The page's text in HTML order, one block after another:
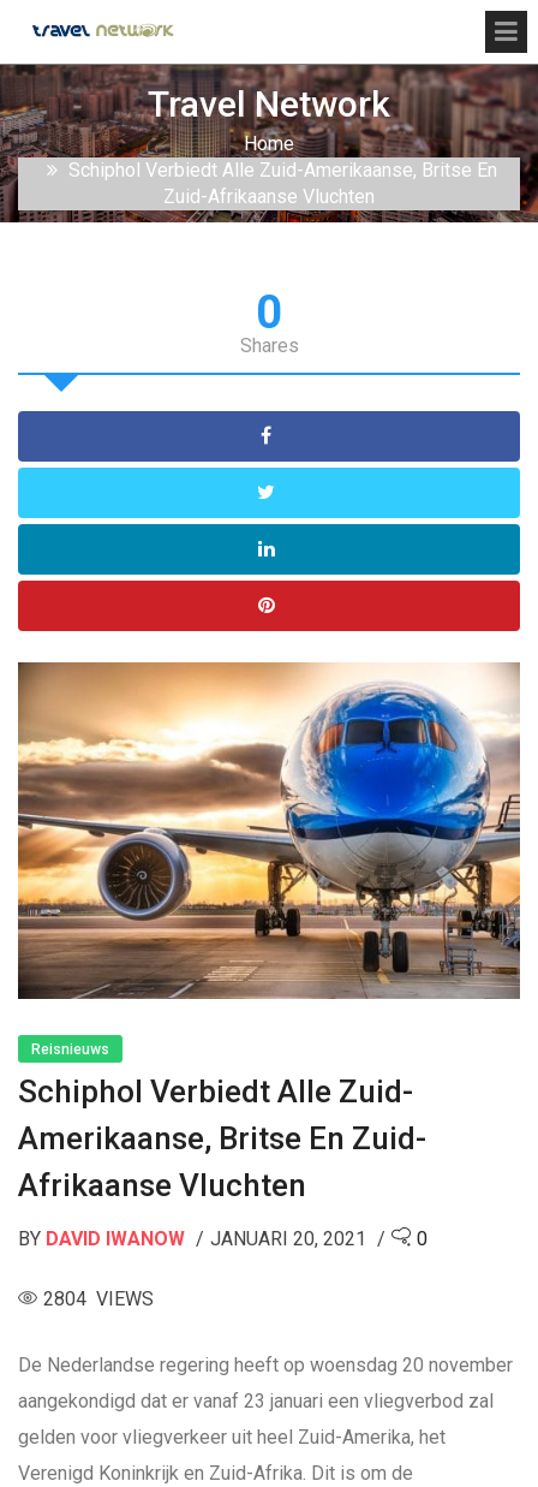
Travel Network
Home
Schiphol Verbiedt Alle Zuid-Amerikaanse, Britse En
Zuid-Afrikaanse Vluchten
0
Shares
Reisnieuws
Schiphol Verbiedt Alle Zuid-
Amerikaanse, Britse En Zuid-
Afrikaanse Vluchten
BY DAVID IWANOW JANUARI 20, 2021 0
2804 VIEWS
De Nederlandse regering heeft op woensdag 20 november
aangekondigd dat er vanaf 23 januari een vliegverbod zal
gelden voor vliegverkeer uit heel Zuid-Amerika, het
Verenigd Koninkrijk en Zuid-Afrika. Dit is om de